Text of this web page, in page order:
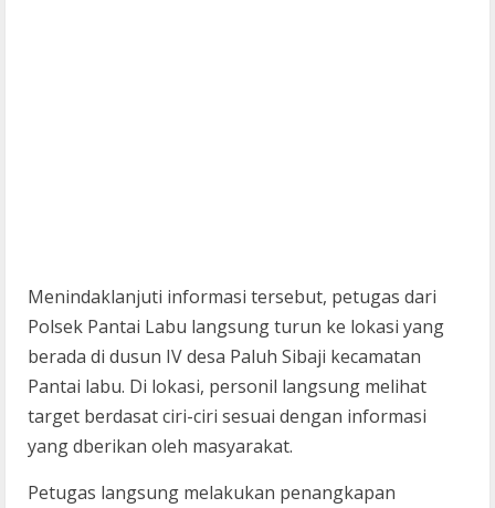
Menindaklanjuti informasi tersebut, petugas dari
Polsek Pantai Labu langsung turun ke lokasi yang
berada di dusun IV desa Paluh Sibaji kecamatan
Pantai labu. Di lokasi, personil langsung melihat
target berdasat ciri-ciri sesuai dengan informasi
yang dberikan oleh masyarakat.
Petugas langsung melakukan penangkapan